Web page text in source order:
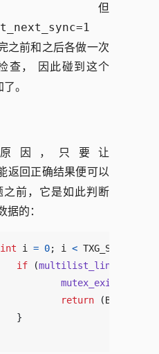
但
之前和之后各做一次
查， 因此碰到这个
。
因，只要让
返回正确结果便可以
前，它是如此判断
的：
int i = 0; i < TXG_SIZE
if
(multilist_link_active
mutex_exit
return
(B_TRUE
}